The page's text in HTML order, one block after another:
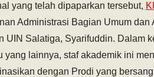
yang telah dipaparkan tersebut,
Administrasi Bagian Umum dan
UIN Salatiga, Syarifuddin. Dalam
yang lainnya, staf akademik ini
dengan Prodi yang